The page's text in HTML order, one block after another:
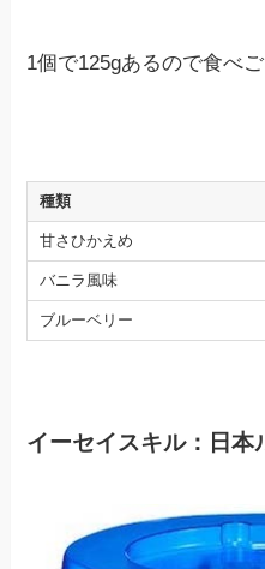
1個で125gあるので食べ
種類
甘さひかえめ
バニラ風味
ブルーベリー
イーセイスキル：日本